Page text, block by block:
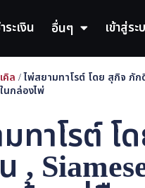
ระเงิน อื่นๆ เข้าสู่ระ
คิล / ไพ่สยามทาโรต์ โดย สุกิจ ภัก
นกล่องไพ่
ทาโรต์ โ
,